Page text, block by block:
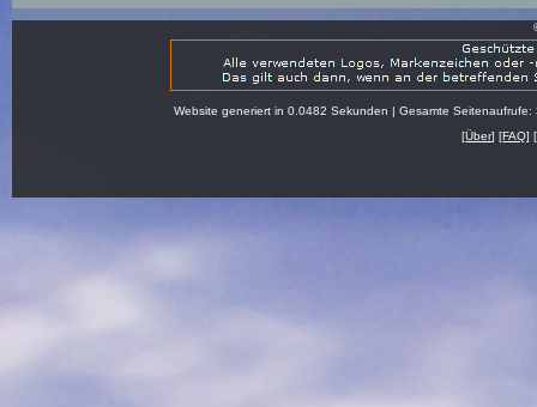
Website generiert in 0.0482 Sekunden | Gesamte
[Über] [FAQ] [